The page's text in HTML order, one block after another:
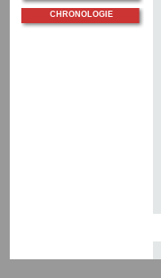
CHRONOLOGIE